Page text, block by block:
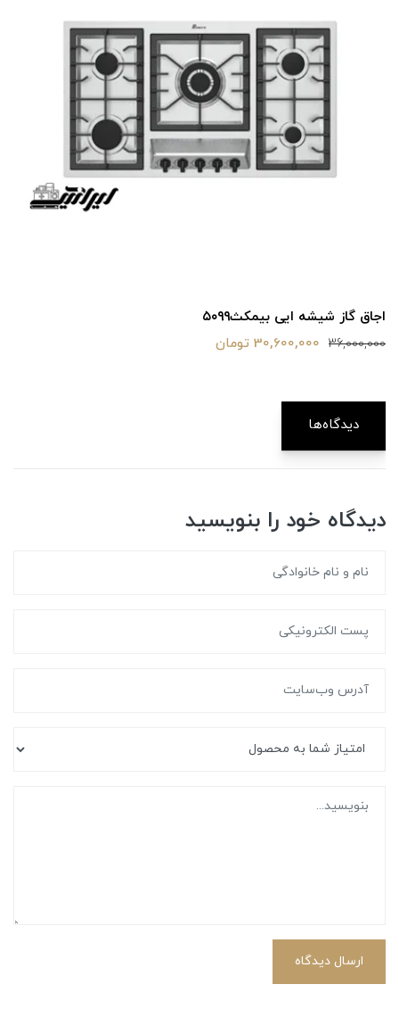
اجاق گاز شیشه ایی بیمکث۵۰۹۹
36,000,000 30,600,000 تومان
دیدگاه‌ها
دیدگاه خود را بنویسید
ارسال دیدگاه